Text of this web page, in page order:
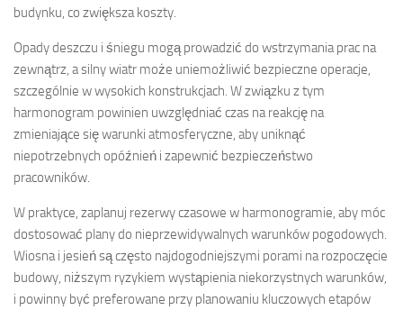
budynku, co zwiększa koszty.
Opady deszczu i śniegu mogą prowadzić do wstrzymania prac na
zewnątrz, a silny wiatr może uniemożliwić bezpieczne operacje,
szczególnie w wysokich konstrukcjach. W związku z tym
harmonogram powinien uwzględniać czas na reakcję na
zmieniające się warunki atmosferyczne, aby uniknąć
niepotrzebnych opóźnień i zapewnić bezpieczeństwo
pracowników.
W praktyce, zaplanuj rezerwy czasowe w harmonogramie, aby móc
dostosować plany do nieprzewidywalnych warunków pogodowych.
Wiosna i jesień są często najdogodniejszymi porami na rozpoczęcie
budowy, niższym ryzykiem wystąpienia niekorzystnych warunków,
i powinny być preferowane przy planowaniu kluczowych etapów